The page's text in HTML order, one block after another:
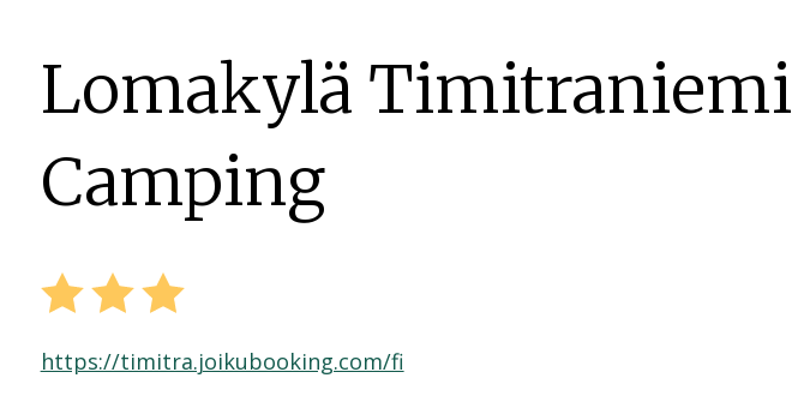
Lomakylä Timitraniemi
Camping
https://timitra.joikubooking.com/fi